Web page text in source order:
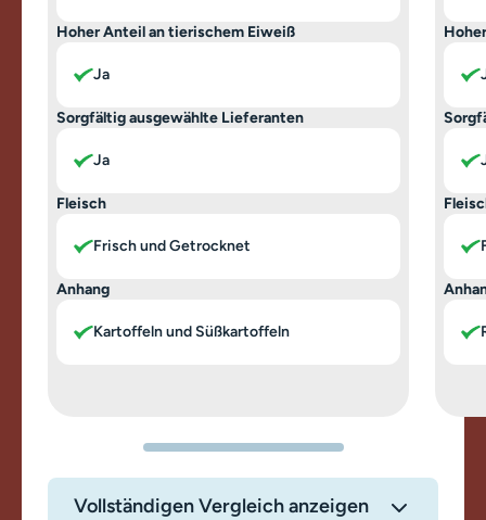
Hoher Anteil an tierischem Eiweiß
Ja
Sorgfältig ausgewählte Lieferanten
Ja
Fleisch
Frisch und Getrocknet
Anhang
Kartoffeln und Süßkartoffeln
Vollständigen Vergleich anzeigen